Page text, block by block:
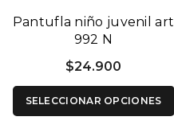
Pantufla niño juvenil art
992 N
$24.900
SELECCIONAR OPCIONES